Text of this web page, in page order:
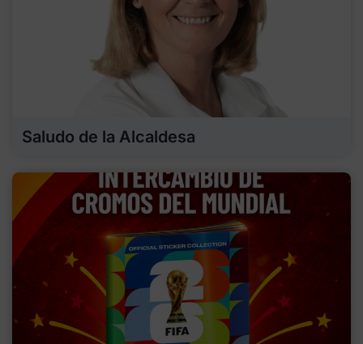
Saludo de la Alcaldesa